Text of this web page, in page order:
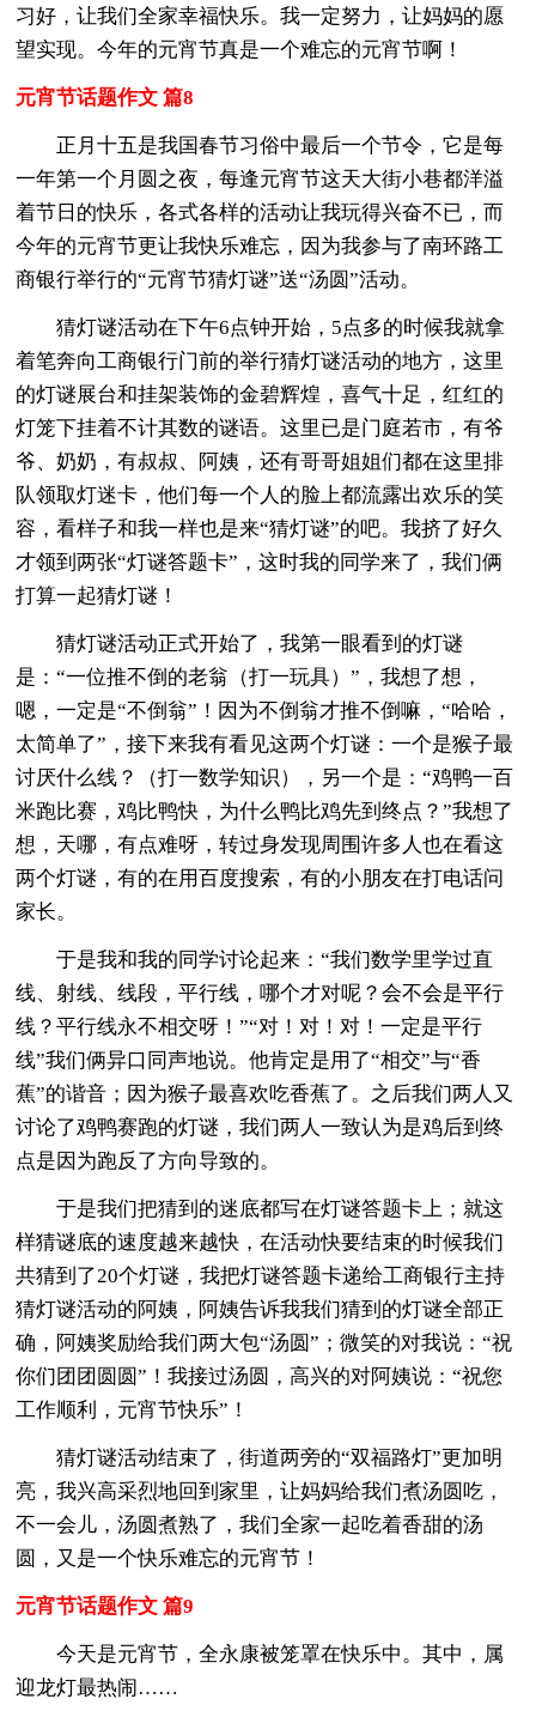
习好，让我们全家幸福快乐。我一定努力，让妈妈的愿
望实现。今年的元宵节真是一个难忘的元宵节啊！
元宵节话题作文 篇8
正月十五是我国春节习俗中最后一个节令，它是每
一年第一个月圆之夜，每逢元宵节这天大街小巷都洋溢
着节日的快乐，各式各样的活动让我玩得兴奋不已，而
今年的元宵节更让我快乐难忘，因为我参与了南环路工
商银行举行的“元宵节猜灯谜”送“汤圆”活动。
猜灯谜活动在下午6点钟开始，5点多的时候我就拿
着笔奔向工商银行门前的举行猜灯谜活动的地方，这里
的灯谜展台和挂架装饰的金碧辉煌，喜气十足，红红的
灯笼下挂着不计其数的谜语。这里已是门庭若市，有爷
爷、奶奶，有叔叔、阿姨，还有哥哥姐姐们都在这里排
队领取灯迷卡，他们每一个人的脸上都流露出欢乐的笑
容，看样子和我一样也是来“猜灯谜”的吧。我挤了好久
才领到两张“灯谜答题卡”，这时我的同学来了，我们俩
打算一起猜灯谜！
猜灯谜活动正式开始了，我第一眼看到的灯谜
是：“一位推不倒的老翁（打一玩具）”，我想了想，
嗯，一定是“不倒翁”！因为不倒翁才推不倒嘛，“哈哈，
太简单了”，接下来我有看见这两个灯谜：一个是猴子最
讨厌什么线？（打一数学知识），另一个是：“鸡鸭一百
米跑比赛，鸡比鸭快，为什么鸭比鸡先到终点？”我想了
想，天哪，有点难呀，转过身发现周围许多人也在看这
两个灯谜，有的在用百度搜索，有的小朋友在打电话问
家长。
于是我和我的同学讨论起来：“我们数学里学过直
线、射线、线段，平行线，哪个才对呢？会不会是平行
线？平行线永不相交呀！”“对！对！对！一定是平行
线”我们俩异口同声地说。他肯定是用了“相交”与“香
蕉”的谐音；因为猴子最喜欢吃香蕉了。之后我们两人又
讨论了鸡鸭赛跑的灯谜，我们两人一致认为是鸡后到终
点是因为跑反了方向导致的。
于是我们把猜到的迷底都写在灯谜答题卡上；就这
样猜谜底的速度越来越快，在活动快要结束的时候我们
共猜到了20个灯谜，我把灯谜答题卡递给工商银行主持
猜灯谜活动的阿姨，阿姨告诉我我们猜到的灯谜全部正
确，阿姨奖励给我们两大包“汤圆”；微笑的对我说：“祝
你们团团圆圆”！我接过汤圆，高兴的对阿姨说：“祝您
工作顺利，元宵节快乐”！
猜灯谜活动结束了，街道两旁的“双福路灯”更加明
亮，我兴高采烈地回到家里，让妈妈给我们煮汤圆吃，
不一会儿，汤圆煮熟了，我们全家一起吃着香甜的汤
圆，又是一个快乐难忘的元宵节！
元宵节话题作文 篇9
今天是元宵节，全永康被笼罩在快乐中。其中，属
迎龙灯最热闹……